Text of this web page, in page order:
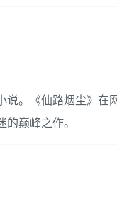
说。《仙路烟尘》在
巅峰之作。